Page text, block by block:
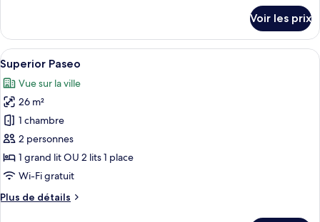
le
type
de
chambre
Superior
Voir les prix
Afficher
toutes
les
photos
pour
ce
type
de
chambre :
Superior
7
Superior Paseo
Vue sur la ville
26 m²
1 chambre
2 personnes
1 grand lit OU 2 lits 1 place
Wi-Fi gratuit
Plus de détails
Plus